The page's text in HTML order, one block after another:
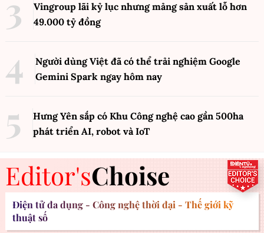
Vingroup lãi kỷ lục nhưng mảng sản xuất lỗ hơn
49.000 tỷ đồng
Người dùng Việt đã có thể trải nghiệm Google
Gemini Spark ngay hôm nay
Hưng Yên sắp có Khu Công nghệ cao gần 500ha
phát triển AI, robot và IoT
Editor'sChoise
Điện tử đa dụng - Công nghệ thời đại - Thế giới kỹ
thuật số